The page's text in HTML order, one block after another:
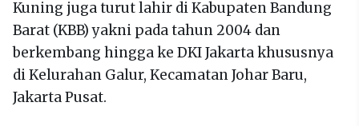
Kuning juga turut lahir di Kabupaten Bandung
Barat (KBB) yakni pada tahun 2004 dan
berkembang hingga ke DKI Jakarta khususnya
di Kelurahan Galur, Kecamatan Johar Baru,
Jakarta Pusat.